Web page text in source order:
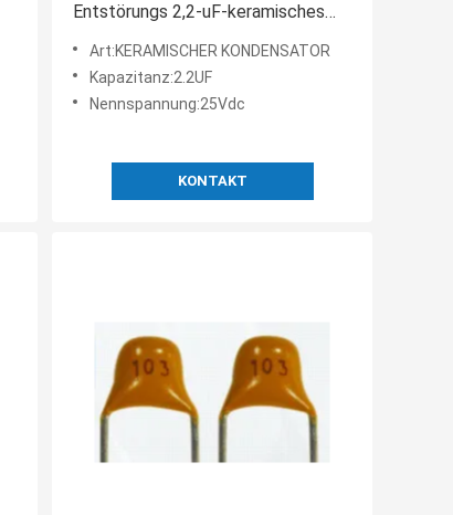
Entstörungs 2,2-uF-keramisches
Kondensator-MLCC
Art:KERAMISCHER KONDENSATOR
Kapazitanz:2.2UF
Nennspannung:25Vdc
KONTAKT